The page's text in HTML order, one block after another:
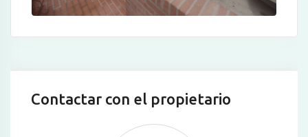
Contactar con el propietario